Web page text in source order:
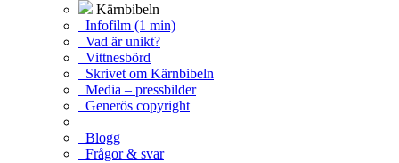
Kärnbibeln
Infofilm (1 min)
Vad är unikt?
Vittnesbörd
Skrivet om Kärnbibeln
Media – pressbilder
Generös copyright
Blogg
Frågor & svar